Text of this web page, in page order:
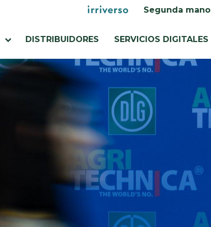
Menu
Segunda mano
DISTRIBUIDORES SERVICIOS DIGITALES